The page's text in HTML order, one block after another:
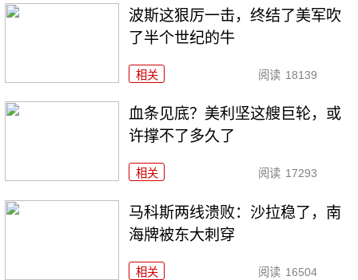
波斯这狠厉一击，终结了美军吹
了半个世纪的牛
相关 阅读 18139
血条见底？美利坚这艘巨轮，或
许撑不了多久了
相关 阅读 17293
马科斯两线溃败：沙拉稳了，南
海牌被东大刺穿
相关 阅读 16504